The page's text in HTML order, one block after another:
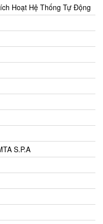
Vietnam
Hoạt Hệ Thống Tự Động
S.P.A